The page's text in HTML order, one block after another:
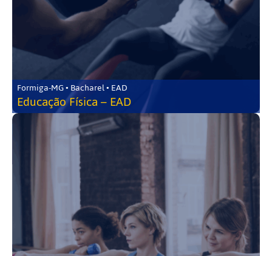
Formiga-MG • Bacharel • EAD
Educação Física – EAD